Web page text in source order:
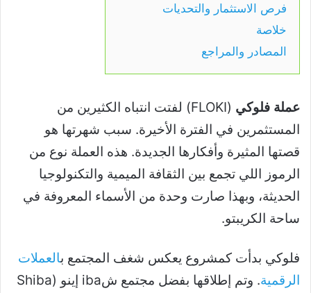
فرص الاستثمار والتحديات
خلاصة
المصادر والمراجع
عملة فلوكي
(FLOKI) لفتت انتباه الكثيرين من
المستثمرين في الفترة الأخيرة. سبب شهرتها هو
قصتها المثيرة وأفكارها الجديدة. هذه العملة نوع من
الرموز اللي تجمع بين الثقافة الميمية والتكنولوجيا
الحديثة، وبهذا صارت وحدة من الأسماء المعروفة في
ساحة الكريبتو.
فلوكي بدأت كمشروع يعكس شغف المجتمع بالعملات
الرقمية
. وتم إطلاقها بفضل مجتمع شiba إينو (Shiba